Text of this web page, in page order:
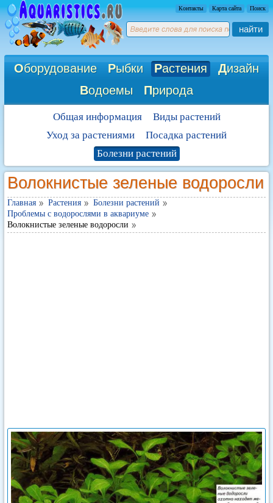
Контакты Карта сайта Поиск
найти
Оборудование Рыбки Растения Дизайн
Водоемы Природа
Общая информация
Виды растений
Уход за растениями
Посадка растений
Болезни растений
Волокнистые зеленые водоросли
Главная Растения
Болезни растений
Проблемы с водорослями в аквариуме
Волокнистые зеленые водоросли